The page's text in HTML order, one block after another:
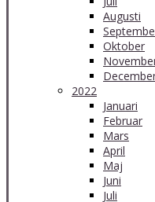
Augusti
Oktober
2022
Januari
Februar
Mars
April
Maj
Juni
Juli